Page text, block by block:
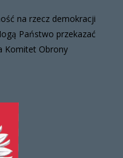
na rzecz demokracji
Państwo przekazać
Komitet Obrony